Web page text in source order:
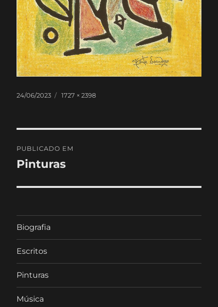
Publicado
24/06/2023
Tamanho
1727 × 2398
de
PUBLICADO EM
Pinturas
Biografia
Escritos
Pinturas
Música